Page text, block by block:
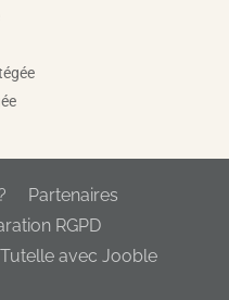
Partenaires
RGPD
avec Jooble